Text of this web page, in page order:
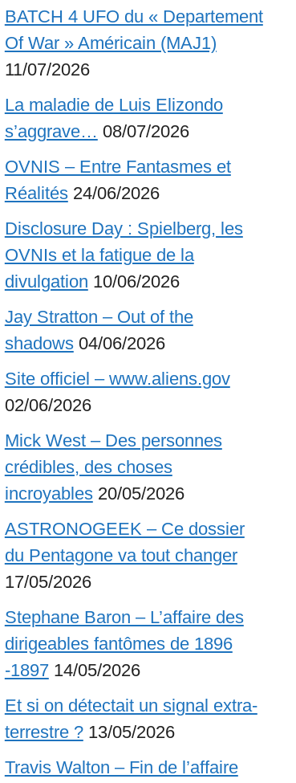
BATCH 4 UFO du « Departement
Of War » Américain (MAJ1)
11/07/2026
La maladie de Luis Elizondo
s’aggrave… 08/07/2026
OVNIS – Entre Fantasmes et
Réalités 24/06/2026
Disclosure Day : Spielberg, les
OVNIs et la fatigue de la
divulgation 10/06/2026
Jay Stratton – Out of the
shadows 04/06/2026
Site officiel – www.aliens.gov
02/06/2026
Mick West – Des personnes
crédibles, des choses
incroyables 20/05/2026
ASTRONOGEEK – Ce dossier
du Pentagone va tout changer
17/05/2026
Stephane Baron – L’affaire des
dirigeables fantômes de 1896
-1897 14/05/2026
Et si on détectait un signal extra-
terrestre ? 13/05/2026
Travis Walton – Fin de l’affaire